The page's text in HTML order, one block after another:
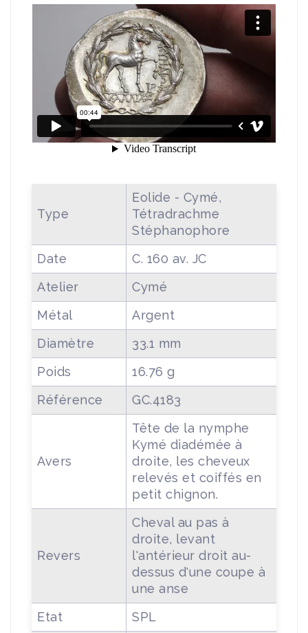
Type
Eolide - Cymé,
Tétradrachme
Stéphanophore
Date
C. 160 av. JC
Atelier
Cymé
Métal
Argent
Diamètre
33.1 mm
Poids
16.76 g
Référence
GC.4183
Avers
Tête de la nymphe
Kymé diadémée à
droite, les cheveux
relevés et coiffés en
petit chignon.
Revers
Cheval au pas à
droite, levant
l'antérieur droit au-
dessus d'une coupe à
une anse
Etat
SPL